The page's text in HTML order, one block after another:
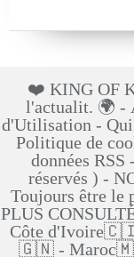
❤️ KING OF
l'actualit. 🌍 -
d'Utilisation - Qui
Politique de
données
réservés ) -
Toujours être le
PLUS
Côte
🇬🇳 -